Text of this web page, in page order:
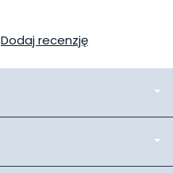
Dodaj recenzję